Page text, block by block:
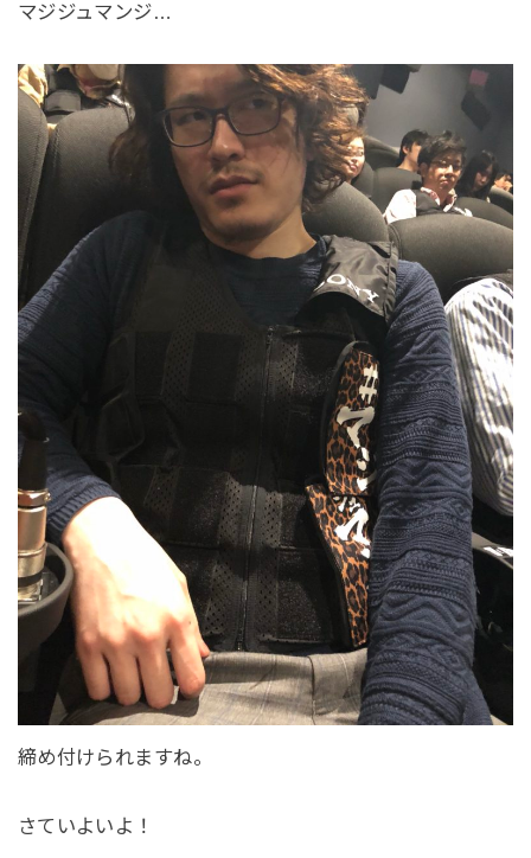
マジジュマンジ…
締め付けられますね。
さていよいよ！